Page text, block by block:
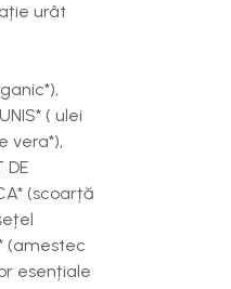
urât
( ulei
vera*),
DE
(scoarță
(amestec
esențiale